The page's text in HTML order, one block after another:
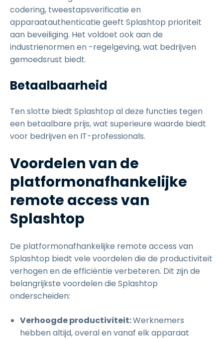
codering, tweestapsverificatie en
apparaatauthenticatie geeft Splashtop prioriteit
aan beveiliging. Het voldoet ook aan de
industrienormen en -regelgeving, wat bedrijven
gemoedsrust biedt.
Betaalbaarheid
Ten slotte biedt Splashtop al deze functies tegen
een betaalbare prijs, wat superieure waarde biedt
voor bedrijven en IT-professionals.
Voordelen van de
platformonafhankelijke
remote access van
Splashtop
De platformonafhankelijke remote access van
Splashtop biedt vele voordelen die de productiviteit
verhogen en de efficiëntie verbeteren. Dit zijn de
belangrijkste voordelen die Splashtop
onderscheiden:
Verhoogde productiviteit:Werknemers
hebben altijd, overal en vanaf elk apparaat